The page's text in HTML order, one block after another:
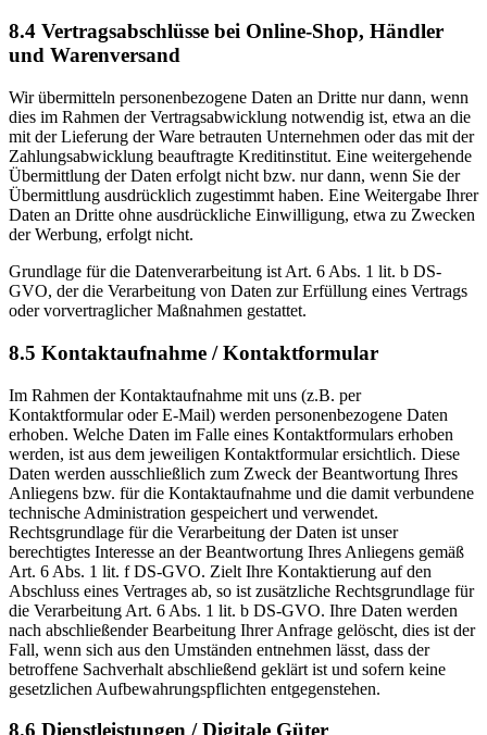
8.4 Vertragsabschlüsse bei Online-Shop, Händler
und Warenversand
Wir übermitteln personenbezogene Daten an Dritte nur dann, wenn
dies im Rahmen der Vertragsabwicklung notwendig ist, etwa an die
mit der Lieferung der Ware betrauten Unternehmen oder das mit der
Zahlungsabwicklung beauftragte Kreditinstitut. Eine weitergehende
Übermittlung der Daten erfolgt nicht bzw. nur dann, wenn Sie der
Übermittlung ausdrücklich zugestimmt haben. Eine Weitergabe Ihrer
Daten an Dritte ohne ausdrückliche Einwilligung, etwa zu Zwecken
der Werbung, erfolgt nicht.
Grundlage für die Datenverarbeitung ist Art. 6 Abs. 1 lit. b DS-
GVO, der die Verarbeitung von Daten zur Erfüllung eines Vertrags
oder vorvertraglicher Maßnahmen gestattet.
8.5 Kontaktaufnahme / Kontaktformular
Im Rahmen der Kontaktaufnahme mit uns (z.B. per
Kontaktformular oder E-Mail) werden personenbezogene Daten
erhoben. Welche Daten im Falle eines Kontaktformulars erhoben
werden, ist aus dem jeweiligen Kontaktformular ersichtlich. Diese
Daten werden ausschließlich zum Zweck der Beantwortung Ihres
Anliegens bzw. für die Kontaktaufnahme und die damit verbundene
technische Administration gespeichert und verwendet.
Rechtsgrundlage für die Verarbeitung der Daten ist unser
berechtigtes Interesse an der Beantwortung Ihres Anliegens gemäß
Art. 6 Abs. 1 lit. f DS-GVO. Zielt Ihre Kontaktierung auf den
Abschluss eines Vertrages ab, so ist zusätzliche Rechtsgrundlage für
die Verarbeitung Art. 6 Abs. 1 lit. b DS-GVO. Ihre Daten werden
nach abschließender Bearbeitung Ihrer Anfrage gelöscht, dies ist der
Fall, wenn sich aus den Umständen entnehmen lässt, dass der
betroffene Sachverhalt abschließend geklärt ist und sofern keine
gesetzlichen Aufbewahrungspflichten entgegenstehen.
8.6 Dienstleistungen / Digitale Güter